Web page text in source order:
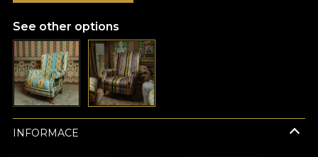
See other options
INFORMACE